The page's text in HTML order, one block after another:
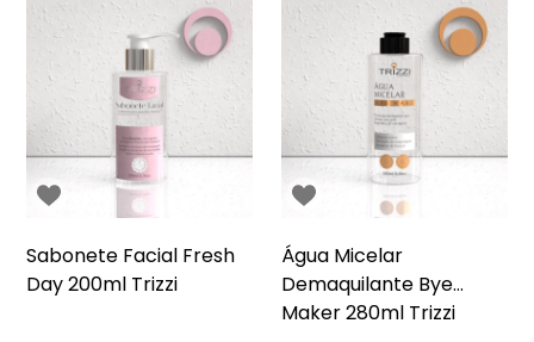
Sabonete Facial Fresh
Day 200ml Trizzi
Água Micelar
Demaquilante Bye
Maker 280ml Trizzi